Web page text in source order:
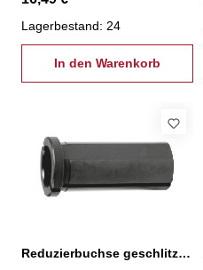
Lagerbestand: 24
In den Warenkorb
Reduzierbuchse geschlitzt, RZ-40-14